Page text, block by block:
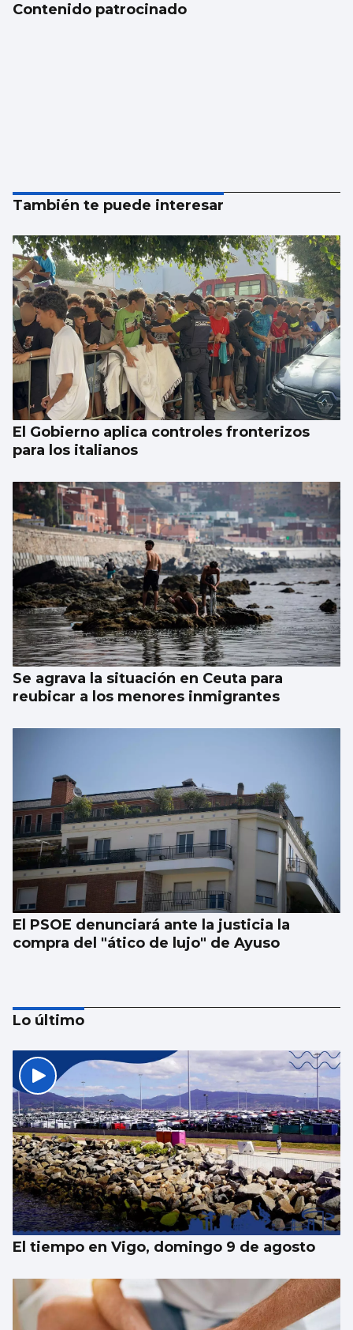
Contenido patrocinado
También te puede interesar
El Gobierno aplica controles fronterizos
para los italianos
Se agrava la situación en Ceuta para
reubicar a los menores inmigrantes
El PSOE denunciará ante la justicia la
compra del "ático de lujo" de Ayuso
Vivas reclama expulsiones inmediatas y
más vigilancia
Lo último
El tiempo en Vigo, domingo 9 de agosto